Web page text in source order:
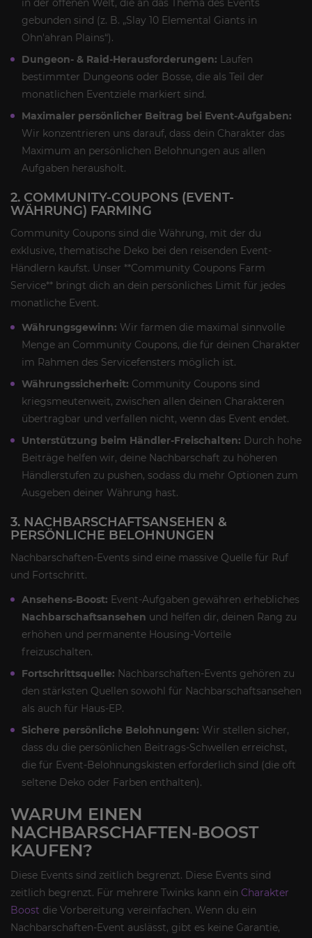
in der offenen Welt, die an das Thema des Events
gebunden sind (z. B. „Slay 10 Elemental Giants in
Ohn'ahran Plains“).
Dungeon- & Raid-Herausforderungen: Laufen
bestimmter Dungeons oder Bosse, die als Teil der
monatlichen Eventziele markiert sind.
Maximaler persönlicher Beitrag bei Event-Aufgaben:
Wir konzentrieren uns darauf, dass dein Charakter das
Maximum an persönlichen Belohnungen aus allen
Aufgaben herausholt.
2. COMMUNITY-COUPONS (EVENT-
WÄHRUNG) FARMING
Community Coupons sind die Währung, mit der du
exklusive, thematische Deko bei den reisenden Event-
Händlern kaufst. Unser **Community Coupons Farm
Service** bringt dich an dein persönliches Limit für jedes
monatliche Event.
Währungsgewinn: Wir farmen die maximal sinnvolle
Menge an Community Coupons, die für deinen Charakter
im Rahmen des Servicefensters möglich ist.
Währungssicherheit: Community Coupons sind
kriegsmeutenweit, zwischen allen deinen Charakteren
übertragbar und verfallen nicht, wenn das Event endet.
Unterstützung beim Händler-Freischalten: Durch hohe
Beiträge helfen wir, deine Nachbarschaft zu höheren
Händlerstufen zu pushen, sodass du mehr Optionen zum
Ausgeben deiner Währung hast.
3. NACHBARSCHAFTSANSEHEN &
PERSÖNLICHE BELOHNUNGEN
Nachbarschaften-Events sind eine massive Quelle für Ruf
und Fortschritt.
Ansehens-Boost: Event-Aufgaben gewähren erhebliches
Nachbarschaftsansehen und helfen dir, deinen Rang zu
erhöhen und permanente Housing-Vorteile
freizuschalten.
Fortschrittsquelle: Nachbarschaften-Events gehören zu
den stärksten Quellen sowohl für Nachbarschaftsansehen
als auch für Haus-EP.
Sichere persönliche Belohnungen: Wir stellen sicher,
dass du die persönlichen Beitrags-Schwellen erreichst,
die für Event-Belohnungskisten erforderlich sind (die oft
seltene Deko oder Farben enthalten).
WARUM EINEN
NACHBARSCHAFTEN-BOOST
KAUFEN?
Diese Events sind zeitlich begrenzt. Diese Events sind
zeitlich begrenzt. Für mehrere Twinks kann ein Charakter
Boost die Vorbereitung vereinfachen. Wenn du ein
Nachbarschaften-Event auslässt, gibt es keine Garantie,